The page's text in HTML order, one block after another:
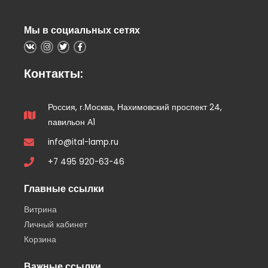
Мы в социальных сетях
Контакты:
Россия, г.Москва, Нахимовский проспект 24,
павильон А1
info@ital-lamp.ru
+7 495 920-63-46
Главные ссылки
Витрина
Личный кабинет
Корзина